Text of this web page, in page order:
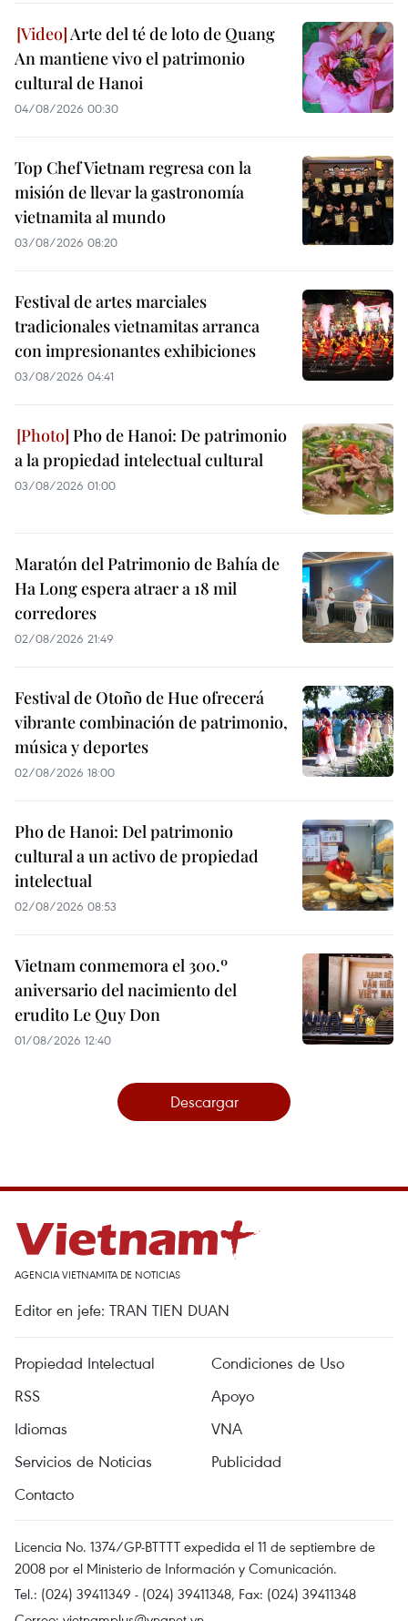
Arte del té de loto de Quang
An mantiene vivo el patrimonio
cultural de Hanoi
04/08/2026 00:30
Top Chef Vietnam regresa con la
misión de llevar la gastronomía
vietnamita al mundo
03/08/2026 08:20
Festival de artes marciales
tradicionales vietnamitas arranca
con impresionantes exhibiciones
03/08/2026 04:41
Pho de Hanoi: De patrimonio
a la propiedad intelectual cultural
03/08/2026 01:00
Maratón del Patrimonio de Bahía de
Ha Long espera atraer a 18 mil
corredores
02/08/2026 21:49
Festival de Otoño de Hue ofrecerá
vibrante combinación de patrimonio,
música y deportes
02/08/2026 18:00
Pho de Hanoi: Del patrimonio
cultural a un activo de propiedad
intelectual
02/08/2026 08:53
Vietnam conmemora el 300.º
aniversario del nacimiento del
erudito Le Quy Don
01/08/2026 12:40
Descargar
AGENCIA VIETNAMITA DE NOTICIAS
Editor en jefe: TRAN TIEN DUAN
Propiedad Intelectual
Condiciones de Uso
RSS
Apoyo
Idiomas
VNA
Servicios de Noticias
Publicidad
Contacto
Licencia No. 1374/GP-BTTTT expedida el 11 de septiembre de
2008 por el Ministerio de Información y Comunicación.
Tel.: (024) 39411349 - (024) 39411348, Fax: (024) 39411348